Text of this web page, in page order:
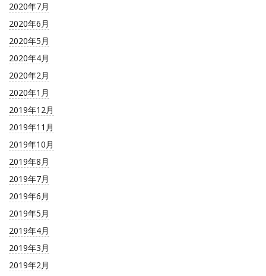
2020年7月
2020年6月
2020年5月
2020年4月
2020年2月
2020年1月
2019年12月
2019年11月
2019年10月
2019年8月
2019年7月
2019年6月
2019年5月
2019年4月
2019年3月
2019年2月